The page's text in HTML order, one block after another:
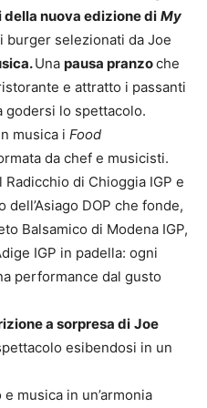
della nuova edizione di My
burger selezionati da Joe
Una pausa pranzoche
e attratto i passanti
godersi lo spettacolo.
musica i Food
da chef e musicisti.
di Chioggia IGP e
dell’Asiago DOP che fonde,
Balsamico di Modena IGP,
IGP in padella: ogni
performance dal gusto
a sorpresa di Joe
esibendosi in un
musica in un’armonia